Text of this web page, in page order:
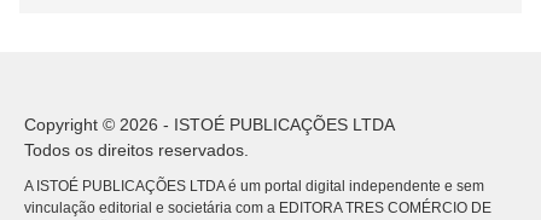
Copyright © 2026 - ISTOÉ PUBLICAÇÕES LTDA
Todos os direitos reservados.
A ISTOÉ PUBLICAÇÕES LTDA é um portal digital independente e sem
vinculação editorial e societária com a EDITORA TRES COMÉRCIO DE